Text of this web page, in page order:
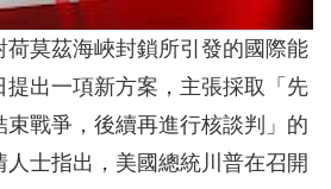
莫茲海峽封鎖所引發的國際能
出一項新方案，主張採取「先
戰爭，後續再進行核談判」的
士指出，美國總統川普在召開